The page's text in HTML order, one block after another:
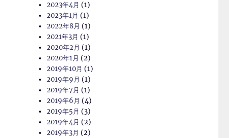
2023年4月 (1)
2023年1月 (1)
2022年8月 (1)
2021年3月 (1)
2020年2月 (1)
2020年1月 (2)
2019年10月 (1)
2019年9月 (1)
2019年7月 (1)
2019年6月 (4)
2019年5月 (3)
2019年4月 (2)
2019年3月 (2)